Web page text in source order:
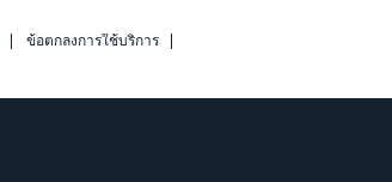
ข้อตกลงการใช้บริการ